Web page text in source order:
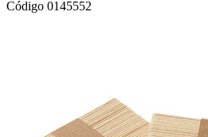
Código 0145552